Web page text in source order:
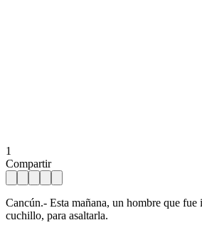
1
Compartir
Cancún.- Esta mañana, un hombre que
cuchillo, para asaltarla.